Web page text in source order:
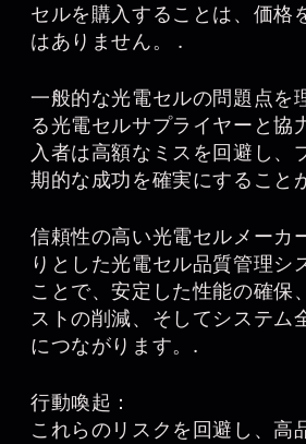
セルを購入することは、価格
はありません。 .
一般的な光電セルの問題点を
る光電セルサプライヤーと協
入者は高額なミスを回避し、
期的な成功を確実にすること
信頼性の高い光電セルメーカ
りとした光電セル品質管理シ
ことで、安定した性能の確保
ストの削減、そしてシステム
につながります。.
行動喚起：
これらのリスクを回避し、高